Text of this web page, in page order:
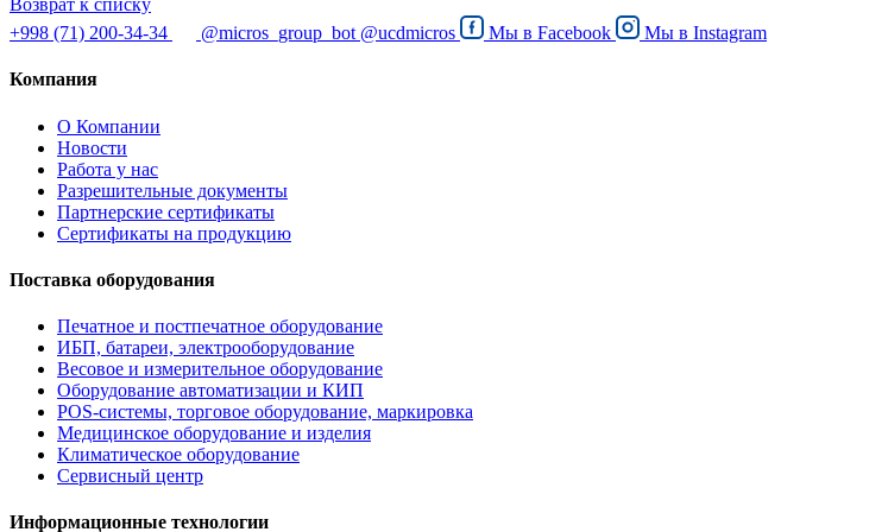
Возврат к списку
+998 (71) 200-34-34
@micros_group_bot @ucdmicros Мы в Facebook Мы в Instagram
Компания
О Компании
Новости
Работа у нас
Разрешительные документы
Партнерские сертификаты
Сертификаты на продукцию
Поставка оборудования
Печатное и постпечатное оборудование
ИБП, батареи, электрооборудование
Весовое и измерительное оборудование
Оборудование автоматизации и КИП
POS-системы, торговое оборудование, маркировка
Медицинское оборудование и изделия
Климатическое оборудование
Сервисный центр
Информационные технологии